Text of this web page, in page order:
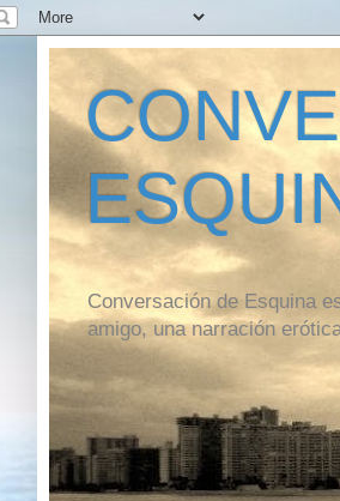
Conversación de Esquina
amigo, una narración